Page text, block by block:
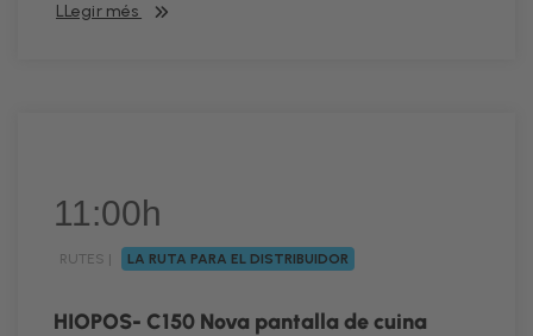
LLegir més
11:00h
RUTES | LA RUTA PARA EL DISTRIBUIDOR
HIOPOS- C150 Nova pantalla de cuina